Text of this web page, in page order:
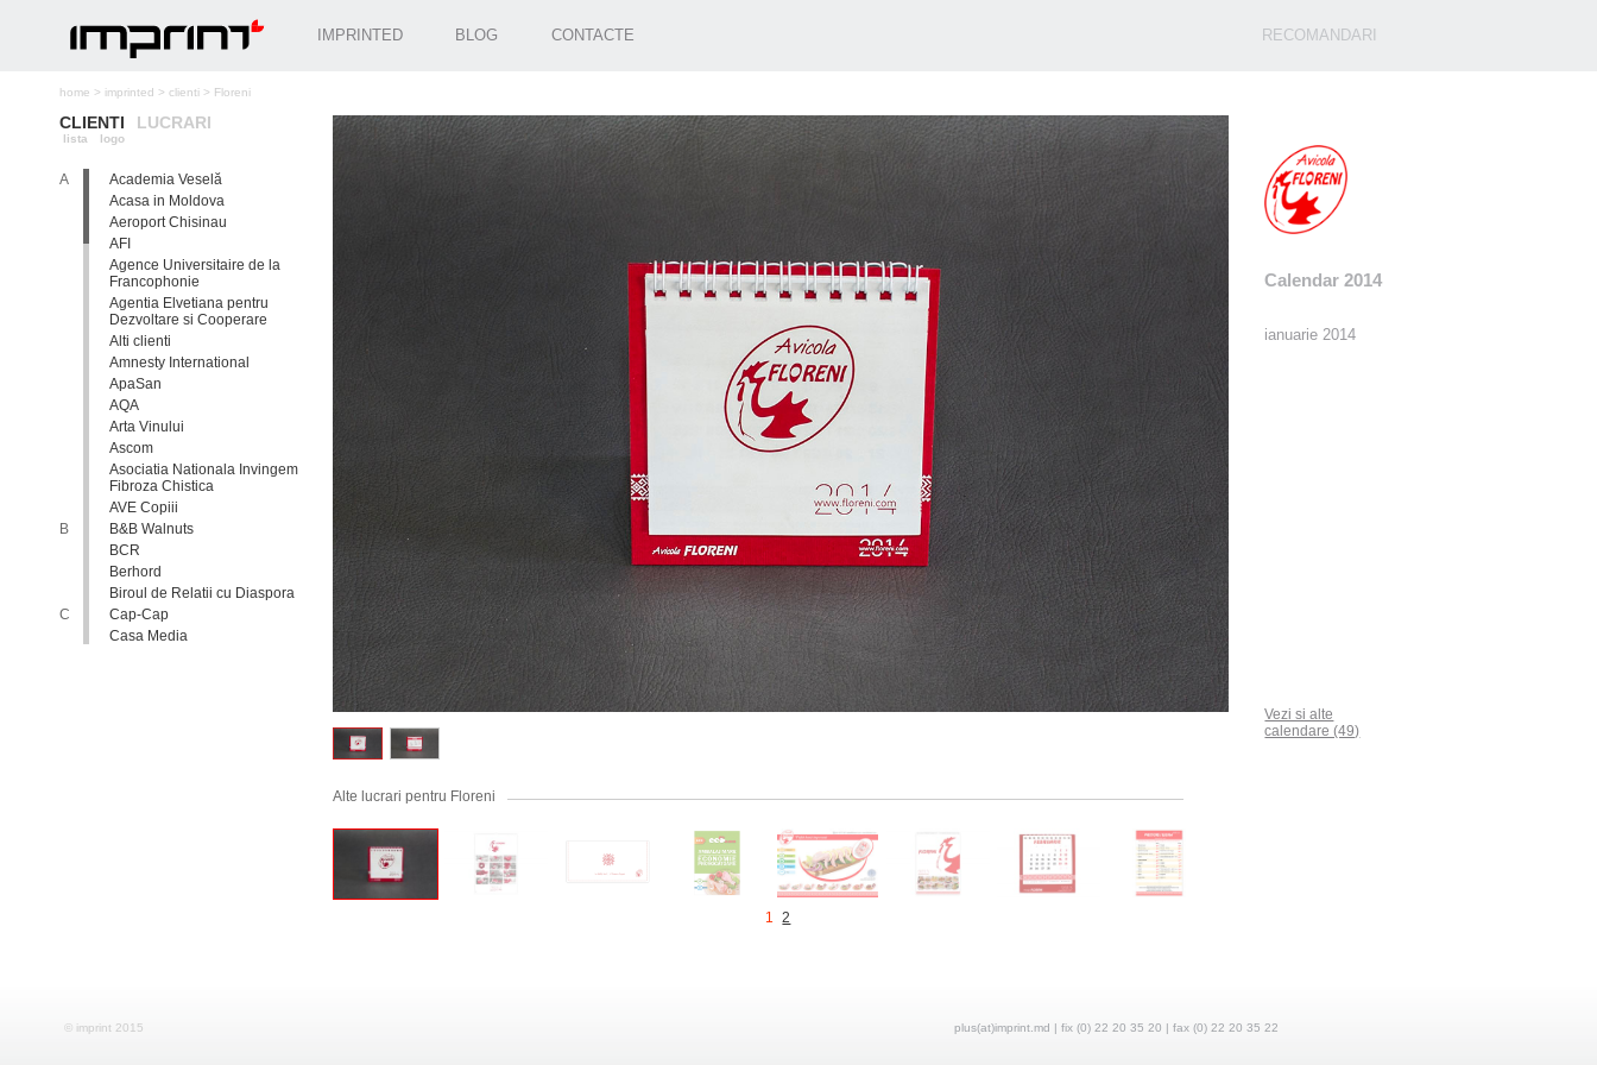
IMPRINTED BLOG CONTACTE RECOMANDARI
home > imprinted > clienti > Floreni
CLIENTI LUCRARI
lista logo
A
Academia Veselă
Acasa in Moldova
Aeroport Chisinau
AFI
Agence Universitaire de la
Francophonie
Agentia Elvetiana pentru
Dezvoltare si Cooperare
Alti clienti
Amnesty International
ApaSan
AQA
Arta Vinului
Ascom
Asociatia Nationala Invingem
Fibroza Chistica
AVE Copiii
B
B&B Walnuts
BCR
Berhord
Biroul de Relatii cu Diaspora
C
Cap-Cap
Casa Media
Stat
Calendar 2014
ianuarie 2014
Vezi si alte
calendare (49)
Alte lucrari pentru Floreni
1 2
© imprint 2015 plus(at)imprint.md | fix (0) 22 20 35 20 | fax (0) 22 20 35 22